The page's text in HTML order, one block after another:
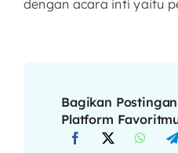
dengan acara inti yaitu
Bagikan
Platform